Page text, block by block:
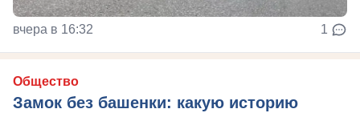
вчера в 16:32 1
Общество
Замок без башенки: какую историю